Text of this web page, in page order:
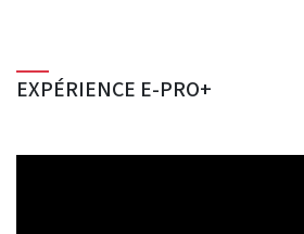
EXPÉRIENCE E-PRO+